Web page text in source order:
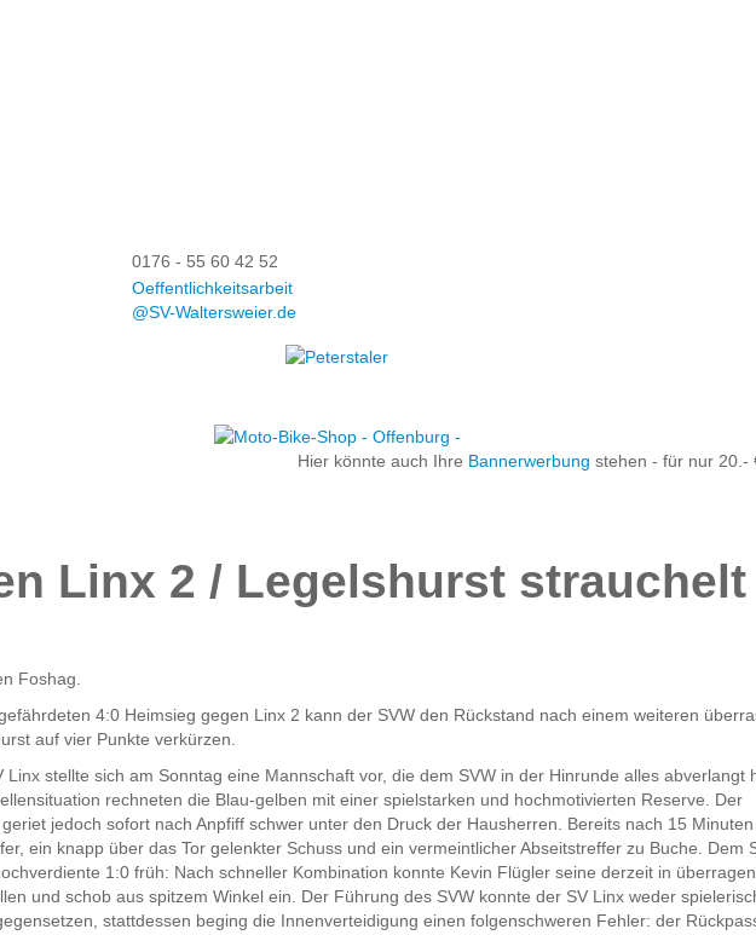
0176 - 55 60 42 52
Oeffentlichkeitsarbeit
@SV-Waltersweier.de
Hier könnte auch Ihre Bannerwerbung stehen - für nur 20.-
Linx 2 / Legelshurst strauchelt
Foshag.
4:0 Heimsieg gegen Linx 2 kann der SVW den Rückstand nach einem weiteren
auf vier Punkte verkürzen.
Linx stellte sich am Sonntag eine Mannschaft vor, die dem SVW in der Hinrunde alles abverlangt
rechneten die Blau-gelben mit einer spielstarken und hochmotivierten Reserve. Der
jedoch sofort nach Anpfiff schwer unter den Druck der Hausherren. Bereits nach 15
ein knapp über das Tor gelenkter Schuss und ein vermeintlicher Abseitstreffer zu Buche. Dem
1:0 früh: Nach schneller Kombination konnte Kevin Flügler seine derzeit in
und schob aus spitzem Winkel ein. Der Führung des SVW konnte der SV Linx weder
stattdessen beging die Innenverteidigung einen folgenschweren Fehler: der